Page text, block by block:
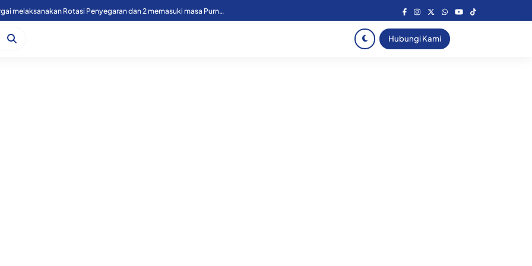
49 Personil Polres Sergai melaksanakan Rotasi Penyegaran dan 2 memasuki masa Purnawirawan
Hubungi Kami